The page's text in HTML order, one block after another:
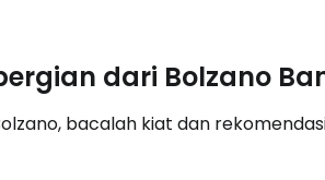
dari Bolzano
bacalah kiat dan